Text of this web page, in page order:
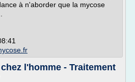
à n'aborder que la mycose
l'homme - Traitement